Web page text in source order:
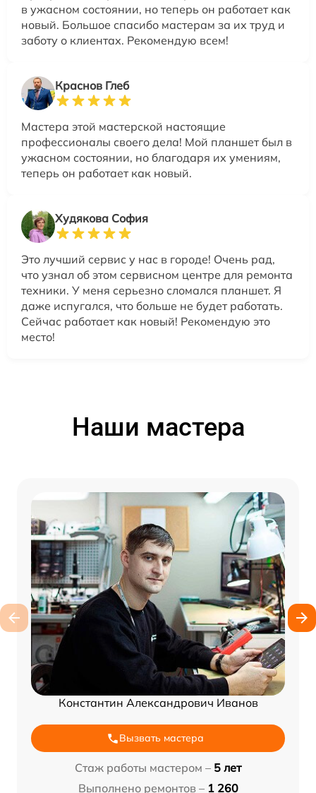
в ужасном состоянии, но теперь он работает как
новый. Большое спасибо мастерам за их труд и
заботу о клиентах. Рекомендую всем!
Краснов Глеб
Мастера этой мастерской настоящие
профессионалы своего дела! Мой планшет был в
ужасном состоянии, но благодаря их умениям,
теперь он работает как новый.
Худякова София
Это лучший сервис у нас в городе! Очень рад,
что узнал об этом сервисном центре для ремонта
техники. У меня серьезно сломался планшет. Я
даже испугался, что больше не будет работать.
Сейчас работает как новый! Рекомендую это
место!
Наши мастера
Константин Александрович Иванов
Вызвать мастера
Стаж работы мастером – 5 лет
Выполнено ремонтов – 1 260